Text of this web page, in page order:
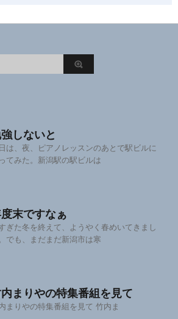
しないと
は、夜、ピアノレッスンのあとで駅ビルに
てみた。新潟駅の駅ビルは
末ですなぁ
ぎた冬を終えて、ようやく春めいてきまし
でも、まだまだ新潟市は寒
まりやの特集番組を見て
まりやの特集番組を見て 竹内ま